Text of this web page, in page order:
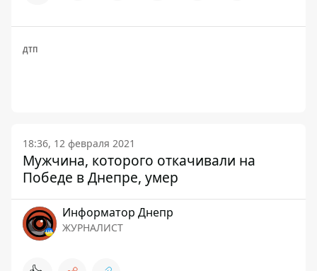
ДТП
18:36, 12 февраля 2021
Мужчина, которого откачивали на
Победе в Днепре, умер
Информатор Днепр
ЖУРНАЛИСТ